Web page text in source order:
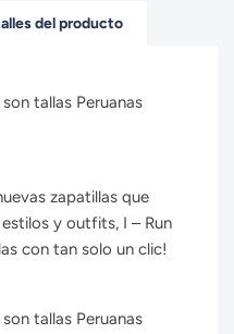
del producto
tallas Peruanas
zapatillas que
y outfits, I – Run
con tan solo un clic!
tallas Peruanas